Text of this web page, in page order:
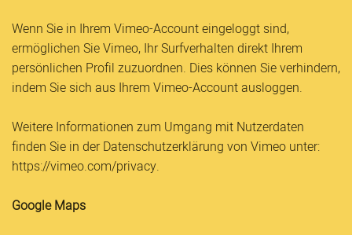
Wenn Sie in Ihrem Vimeo-Account eingeloggt sind,
ermöglichen Sie Vimeo, Ihr Surfverhalten direkt Ihrem
persönlichen Profil zuzuordnen. Dies können Sie verhindern,
indem Sie sich aus Ihrem Vimeo-Account ausloggen.
Weitere Informationen zum Umgang mit Nutzerdaten
finden Sie in der Datenschutzerklärung von Vimeo unter:
https://vimeo.com/privacy.
Google Maps